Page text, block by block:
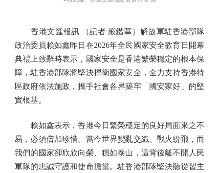
香港文匯報訊 （記者 嚴鍇華）解放軍駐香港部隊
政治委員賴如鑫昨日在2026年全民國家安全教育日開幕
典禮上致辭時表示，國家安全是香港繁榮穩定的根本保
障，駐香港部隊將堅決捍衛國家安全，全力支持香港特
區政府依法施政，攜手社會各界築牢「國安家好」的堅
實根基。
賴如鑫表示，香港今日繁榮穩定的良好局面來之不
易，必須倍加珍惜。當今世界變亂交織、戰火紛飛，而
我們的國家卻欣欣向榮、穩如泰山，這背後離不開人民
軍隊的忠誠守護和使命擔當。駐香港部隊堅決聽從習主